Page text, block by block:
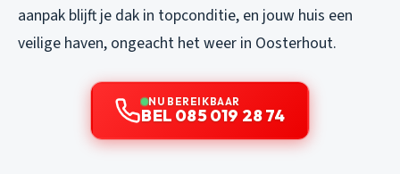
aanpak blijft je dak in topconditie, en jouw huis een
veilige haven, ongeacht het weer in Oosterhout.
NU BEREIKBAAR
BEL 085 019 28 74